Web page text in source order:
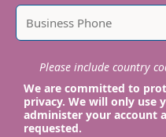
Please include country
We are committed to
privacy. We will only use
administer your account
requested.